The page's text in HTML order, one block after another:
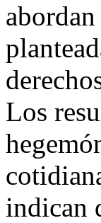
Los
indican